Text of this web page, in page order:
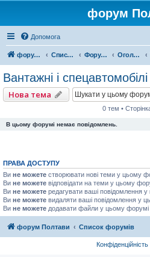
форум
Допомога
форум Полтави Список форумів Форум міста Полтава Оголошення міста Полтава
Вантажні і спецавтомобілі
Нова тема
0 тем •
В цьому форумі немає повідомлень.
ПРАВА ДОСТУПУ
Ви не можете створювати нові теми у цьому
Ви не можете відповідати на теми у цьому
Ви не можете редагувати ваші повідомлення
Ви не можете видаляти ваші повідомлення у
Ви не можете додавати файли у цьому форумі
форум Полтави Список форумів
Конфіденційність